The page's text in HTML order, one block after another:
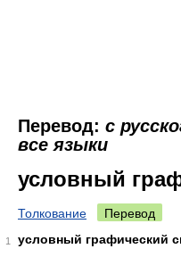
Перевод: с
все языки
условный
Толкование Перевод
1
условный графический